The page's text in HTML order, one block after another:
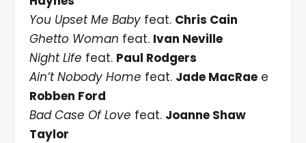
You Upset Me Babyfeat. Chris Cain
Ghetto Woman feat. Ivan Neville
Night Life feat. Paul Rodgers
Ain’t Nobody Home feat. Jade MacRaee
Robben Ford
Bad Case Of Love feat. Joanne Shaw
Taylor